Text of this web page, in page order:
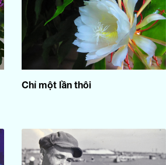
Chỉ một lần thôi